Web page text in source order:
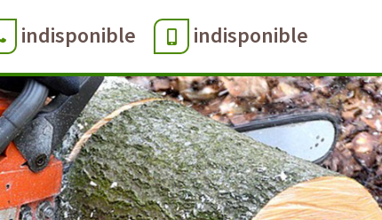
indisponible indisponible